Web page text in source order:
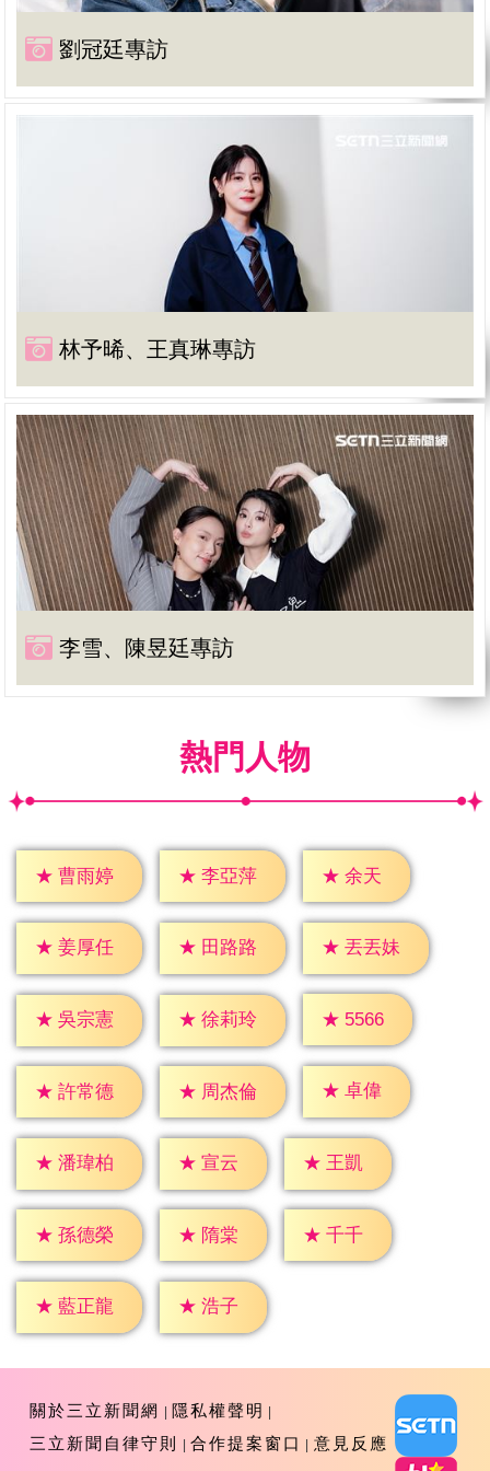
劉冠廷專訪
林予晞、王真琳專訪
李雪、陳昱廷專訪
熱門人物
★ 曹雨婷 ★ 李亞萍 ★ 余天
★ 姜厚任 ★ 田路路 ★ 丟丟妹
★ 吳宗憲 ★ 徐莉玲 ★ 5566
★ 許常德 ★ 周杰倫 ★ 卓偉
★ 潘瑋柏 ★ 宣云 ★ 王凱
★ 孫德榮 ★ 隋棠 ★ 千千
★ 藍正龍 ★ 浩子
關於三立新聞網
隱私權聲明
三立新聞自律守則
合作提案窗口 意見反應